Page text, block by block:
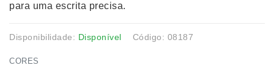
para uma escrita precisa.
Disponibilidade: Disponível Código: 08187
CORES